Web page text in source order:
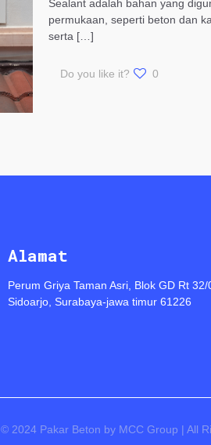
Sealant adalah bahan yang
permukaan, seperti beton dan
serta […]
Do you like it? 0
Alamat
Perum Griya Taman Asri, Blok GD Rt 32/
Sidoarjo, Surabaya-jawa timur 61226
© 2024 Pakar Beton by MCC Group | All